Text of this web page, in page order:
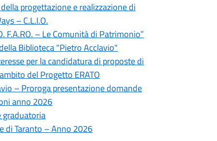
progettazione e realizzazione di
– C.L.I.O.
F.A.RO. – Le Comunità di Patrimonio”
Biblioteca "Pietro Acclavio"
per la candidatura di proposte di
del Progetto ERATO
– Proroga presentazione domande
anno 2026
graduatoria
di Taranto – Anno 2026